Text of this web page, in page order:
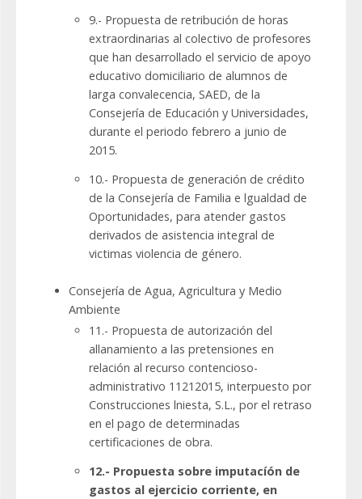
9.- Propuesta de retribución de horas
extraordinarias al colectivo de profesores
que han desarrollado el servicio de apoyo
educativo domiciliario de alumnos de
larga convalecencia, SAED, de la
Consejería de Educación y Universidades,
durante el periodo febrero a junio de
2015.
10.- Propuesta de generación de crédito
de la Consejería de Familia e lgualdad de
Oportunidades, para atender gastos
derivados de asistencia integral de
victimas violencia de género.
Consejería de Agua, Agricultura y Medio
Ambiente
11.- Propuesta de autorización del
allanamiento a las pretensiones en
relación al recurso contencioso-
administrativo 11212015, interpuesto por
Construcciones lniesta, S.L., por el retraso
en el pago de determinadas
certificaciones de obra.
12.- Propuesta sobre imputacíón de
gastos al ejercicio corriente, en